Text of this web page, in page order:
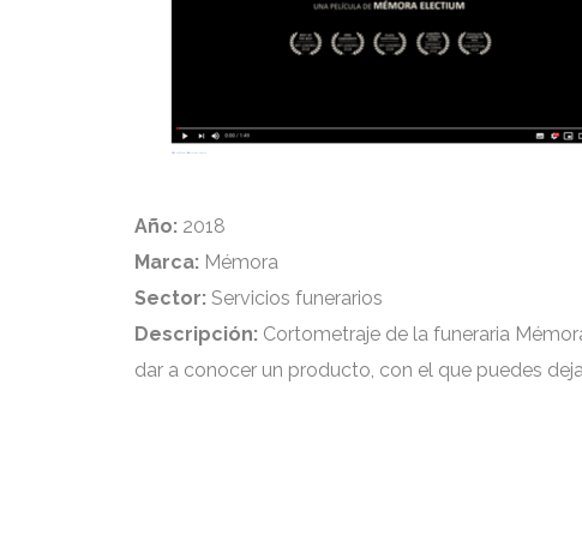
Año: 2018
Marca: Mémora
Sector: Servicios funerarios
Descripción: Cortometraje de la funeraria
dar a conocer un producto, con el que puedes